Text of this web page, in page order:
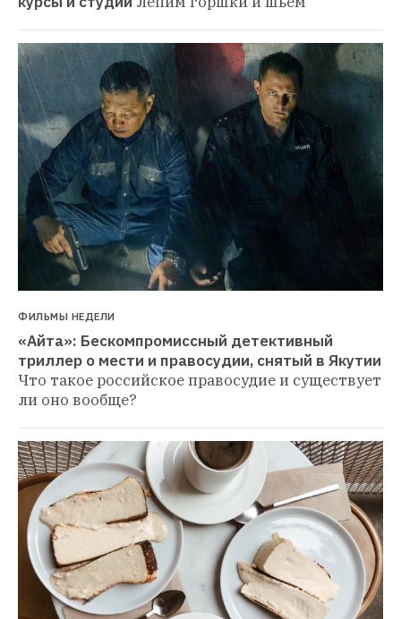
ФИЛЬМЫ НЕДЕЛИ
«Айта»: Бескомпромиссный детективный
триллер о мести и правосудии, снятый в Якутии
Что такое российское правосудие и существует
ли оно вообще?